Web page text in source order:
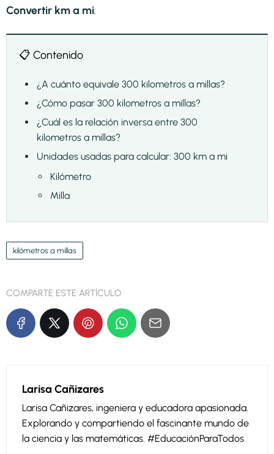
Convertir km a mi.
📋 Contenido
¿A cuánto equivale 300 kilometros a millas?
¿Cómo pasar 300 kilometros a millas?
¿Cuál es la relación inversa entre 300
kilometros a millas?
Unidades usadas para calcular: 300 km a mi
Kilómetro
Milla
kilómetros a millas
COMPARTE ESTE ARTÍCULO
Larisa Cañizares
Larisa Cañizares, ingeniera y educadora apasionada.
Explorando y compartiendo el fascinante mundo de
la ciencia y las matemáticas. #EducaciónParaTodos